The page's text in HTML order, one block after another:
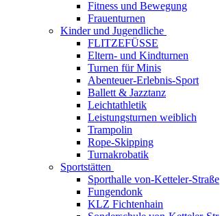
Fitness und Bewegung
Frauenturnen
Kinder und Jugendliche
FLITZEFÜSSE
Eltern- und Kindturnen
Turnen für Minis
Abenteuer-Erlebnis-Sport
Ballett & Jazztanz
Leichtathletik
Leistungsturnen weiblich
Trampolin
Rope-Skipping
Turnakrobatik
Sportstätten
Sporthalle von-Ketteler-Straße
Fungendonk
KLZ Fichtenhain